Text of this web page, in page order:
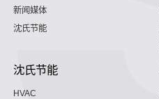
新闻媒体
沈氏节能
沈氏节能
HVAC